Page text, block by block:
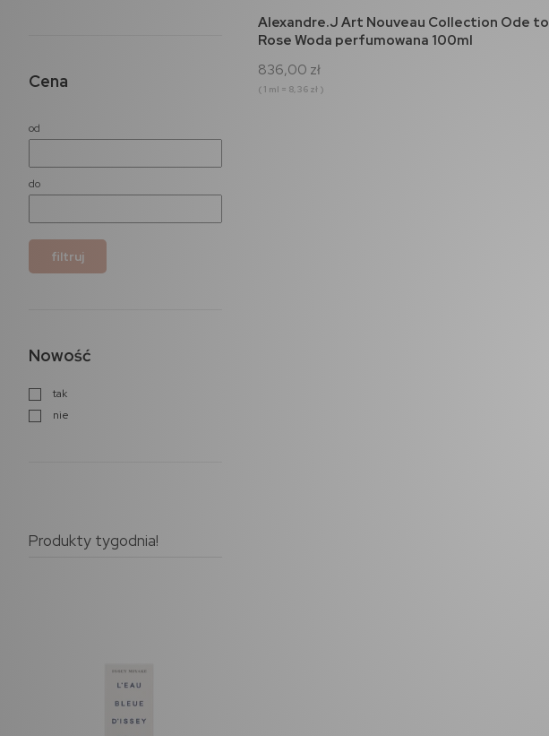
Cena
od
do
filtruj
Nowość
tak
nie
Produkty tygodnia!
do koszyka
Alexandre.J Art Nouveau Collection Ode to
Rose Woda perfumowana 100ml
836,00 zł
( 1 ml = 8,36 zł )